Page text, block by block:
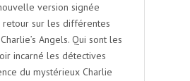
version signée
retour sur les différentes
Angels. Qui sont les
incarné les détectives
du mystérieux Charlie